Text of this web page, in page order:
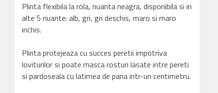
Plinta flexibila la rola, nuanta neagra, disponibila si in
alte 5 nuante: alb, gri, gri deschis, maro si maro
inchis.
Plinta protejeaza cu succes peretii impotriva
loviturilor si poate masca rosturi lasate intre pereti
si pardoseala cu latimea de pana intr-un centimetru.